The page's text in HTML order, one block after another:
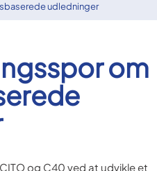
udledninger
om
og C40 ved at udvikle et